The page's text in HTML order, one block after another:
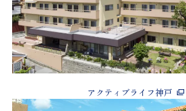
アクティブライフ神戸